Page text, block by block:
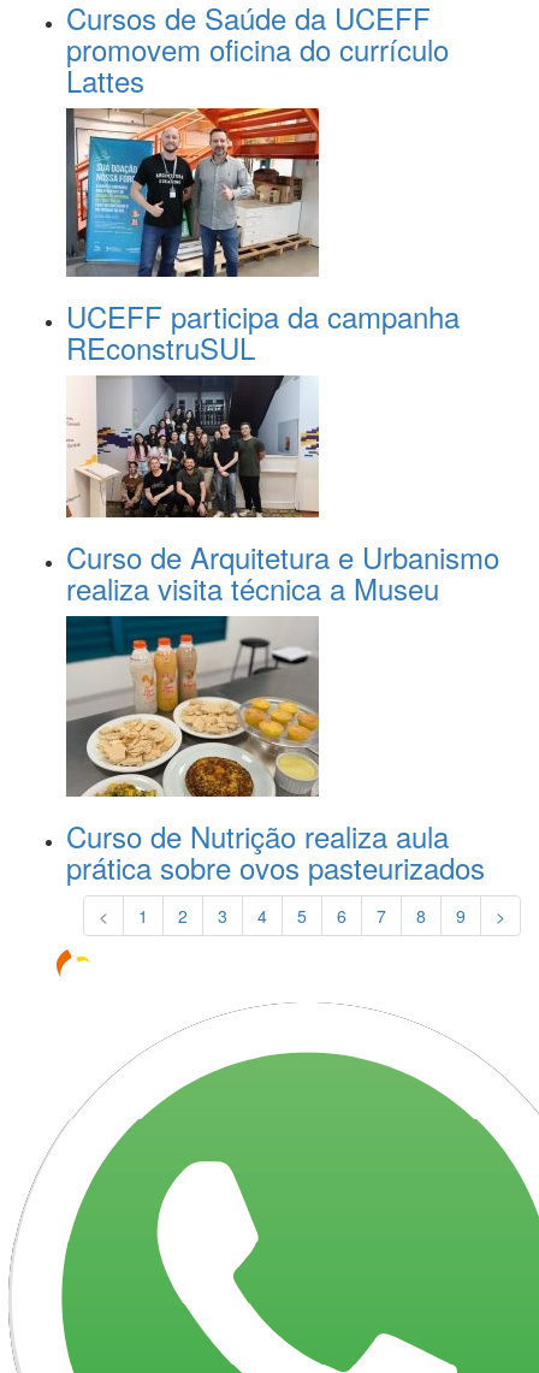
Cursos de Saúde da UCEFF
promovem oficina do currículo
Lattes
UCEFF participa da campanha
REconstruSUL
Curso de Arquitetura e Urbanismo
realiza visita técnica a Museu
Curso de Nutrição realiza aula
prática sobre ovos pasteurizados
< 1 2 3 4 5 6 7 8 9 >